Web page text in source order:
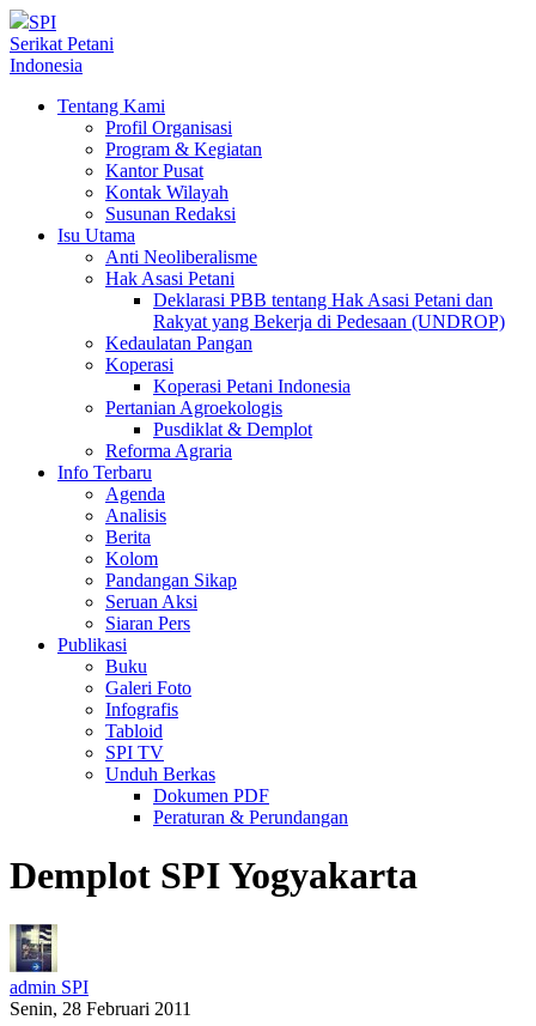
SPI
Serikat Petani
Indonesia
Tentang Kami
Profil Organisasi
Program & Kegiatan
Kantor Pusat
Kontak Wilayah
Susunan Redaksi
Isu Utama
Anti Neoliberalisme
Hak Asasi Petani
Deklarasi PBB tentang Hak Asasi Petani dan
Rakyat yang Bekerja di Pedesaan (UNDROP)
Kedaulatan Pangan
Koperasi
Koperasi Petani Indonesia
Pertanian Agroekologis
Pusdiklat & Demplot
Reforma Agraria
Info Terbaru
Agenda
Analisis
Berita
Kolom
Pandangan Sikap
Seruan Aksi
Siaran Pers
Publikasi
Buku
Galeri Foto
Infografis
Tabloid
SPI TV
Unduh Berkas
Dokumen PDF
Peraturan & Perundangan
Demplot SPI Yogyakarta
admin SPI
Senin, 28 Februari 2011